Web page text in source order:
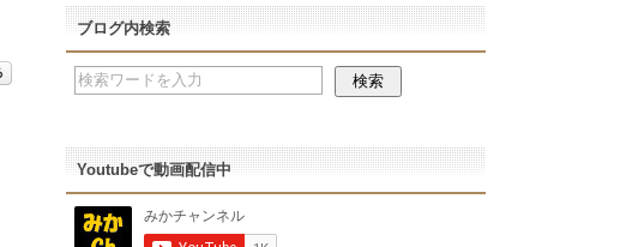
ブログ内検索
Youtubeで動画配信中